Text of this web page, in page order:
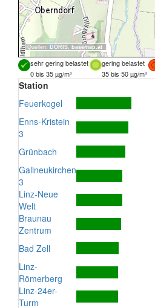
Quellen: DORIS, basemap.at
sehr gering belastet gering belastet
0 bis 35 µg/m³
35 bis 50 µg/m³
Station
Feuerkogel
Enns-Kristein
3
Grünbach
Gallneukirchen
3
Linz-Neue
Welt
Braunau
Zentrum
Bad Zell
Linz-
Römerberg
Linz-24er-
Turm